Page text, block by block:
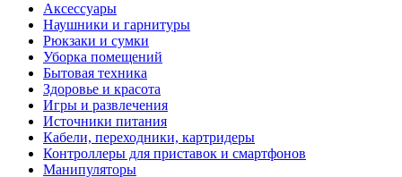
Аксессуары
Наушники и гарнитуры
Рюкзаки и сумки
Уборка помещений
Бытовая техника
Здоровье и красота
Игры и развлечения
Источники питания
Кабели, переходники, картридеры
Контроллеры для приставок и смартфонов
Манипуляторы